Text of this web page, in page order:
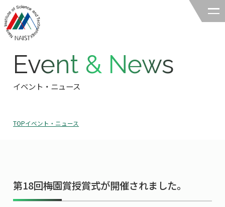
奈良先端科学技術大学院大学
領域の概要・特色
領域賞の紹介
研究室一覧
教育TOP
Event & News
イベント・ニュース
TOPイベント・ニュース
第18回梅園賞授賞式が開催されました。